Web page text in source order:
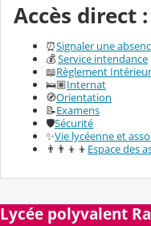
Accès direct :
⏰Signaler une
💰Service intendance
📖Règlement Intérieur
🛌🏽Internat
🧭Orientation
📝Examens
🛡️Sécurité
✨Vie lycéenne et
👨‍👨‍👦‍👦 Espace des
Lycée polyvalent